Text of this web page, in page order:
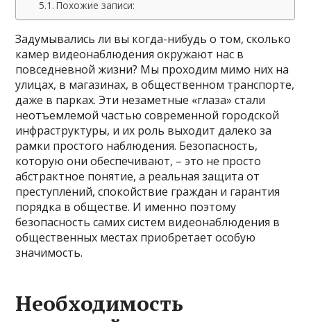
Похожие записи:
Задумывались ли вы когда-нибудь о том, сколько
камер видеонаблюдения окружают нас в
повседневной жизни? Мы проходим мимо них на
улицах, в магазинах, в общественном транспорте,
даже в парках. Эти незаметные «глаза» стали
неотъемлемой частью современной городской
инфраструктуры, и их роль выходит далеко за
рамки простого наблюдения. Безопасность,
которую они обеспечивают, – это не просто
абстрактное понятие, а реальная защита от
преступлений, спокойствие граждан и гарантия
порядка в обществе. И именно поэтому
безопасность самих систем видеонаблюдения в
общественных местах приобретает особую
значимость.
Необходимость